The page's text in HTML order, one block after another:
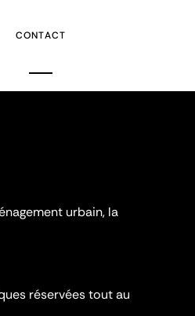
CONTACT
urbain, la
réservées tout au